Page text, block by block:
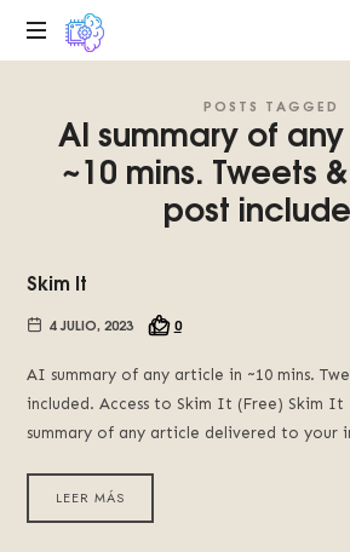
sobre
singularidad
de
Roko,
la
inteligencia
artificial
futuro.
POSTS TAGGED
AI summary of
~10 mins. Tweets
post
Skim It
4 JULIO, 2023 0
AI summary of any article in ~10 mins.
included. Access to Skim It (Free) Skim It
summary of any article delivered to your
LEER MÁS